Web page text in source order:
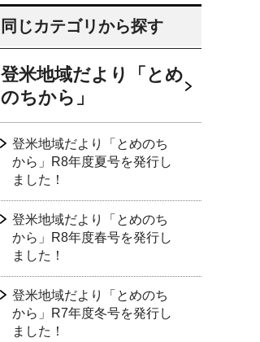
同じカテゴリから探す
登米地域だより「とめ
のちから」
登米地域だより「とめのち
から」R8年度夏号を発行し
ました！
登米地域だより「とめのち
から」R8年度春号を発行し
ました！
登米地域だより「とめのち
から」R7年度冬号を発行し
ました！